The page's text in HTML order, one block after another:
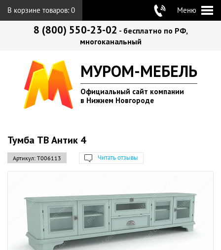
В корзине товаров: 0 Меню
8 (800) 550-23-02 - бесплатно по РФ,
многоканальный
МУРОМ-МЕБЕЛЬ
Официальный сайт компании
в Нижнем Новгороде
Тумба ТВ Антик 4
Артикул: Т006113 Читать отзывы